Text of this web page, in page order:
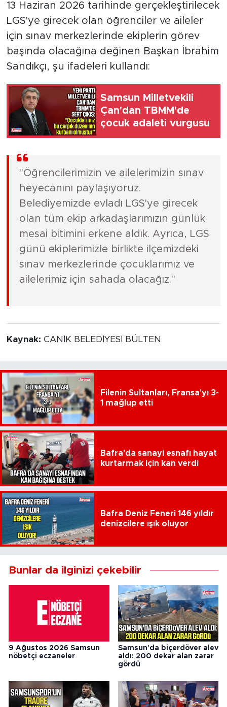
13 Haziran 2026 tarihinde gerçekleştirilecek
LGS'ye girecek olan öğrenciler ve aileler
için sınav merkezlerinde ekiplerin görev
başında olacağına değinen Başkan İbrahim
Sandıkçı, şu ifadeleri kullandı:
Samsun Milletvekili
Çan'dan TBMM'de
çocuk adaleti vurgusu
"Öğrencilerimizin ve ailelerimizin sınav
heyecanını paylaşıyoruz.
Belediyemizde evladı LGS'ye girecek
olan tüm ekip arkadaşlarımızın günlük
mesai bitimini erkene aldık. Ayrıca, LGS
günü ekiplerimizle birlikte ilçemizdeki
sınav merkezlerinde çocuklarımız ve
ailelerimiz için sahada olacağız."
Kaynak: CANİK BELEDİYESİ BÜLTEN
Filenin Sultanları, Fransa'yı 3-
1 mağlup etti
Bafra'da sanayi esnafı hayat
kurtarmak için kan verdi
Bafra Deniz Feneri 146 yıldır
denizcilere ışık oluyor
Bunlar da ilginizi çekebilir
9 Ağustos 2026 Samsun
nöbetçi eczaneler
Samsun'da biçerdöver alev
aldı: 200 dekar alan zarar
gördü